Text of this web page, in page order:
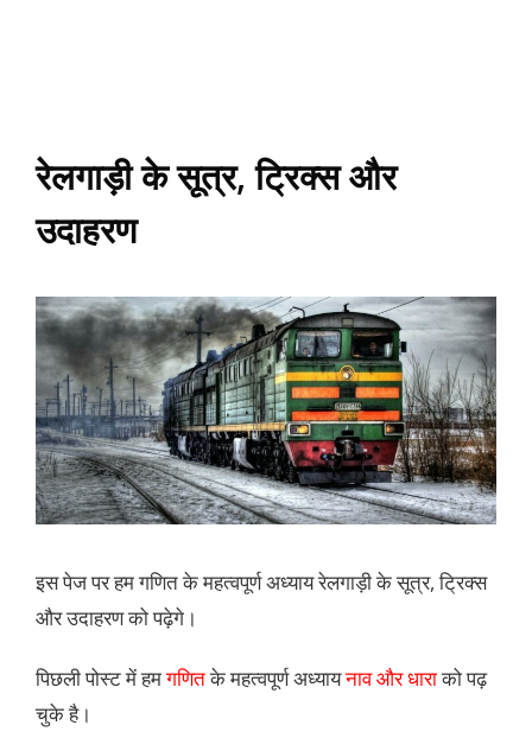
रेलगाड़ी के सूत्र, ट्रिक्स और
उदाहरण
इस पेज पर हम गणित के महत्वपूर्ण अध्याय रेलगाड़ी के सूत्र, ट्रिक्स
और उदाहरण को पढ़ेगे।
पिछली पोस्ट में हमगणितके महत्वपूर्ण अध्यायनाव और धाराको पढ़
चुके है।